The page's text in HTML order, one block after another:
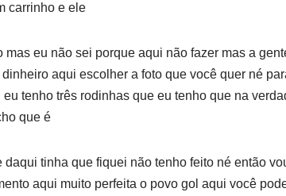
carrinho e ele
mas eu não sei porque aqui não fazer mas a
aqui escolher a foto que você quer né
tenho três rodinhas que eu tenho que na
que é
daqui tinha que fiquei não tenho feito né então
aqui muito perfeita o povo gol aqui você